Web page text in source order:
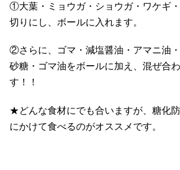
①大葉・ミョウガ・ショウガ・ワケギ
切りにし、ボールに入れます。
②さらに、ゴマ・減塩醤油・アマニ油
砂糖・ゴマ油をボールに加え、混ぜ合
す！！
★どんな食材にでも合いますが、糖化
にかけて食べるのがオススメです。